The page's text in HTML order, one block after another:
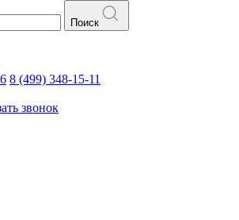
Поиск
8 (499) 348-15-11
звонок